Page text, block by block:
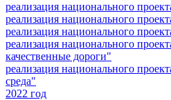
реализация национального
реализация национального
реализация национального
реализация национального
качественные дороги"
реализация национального
среда"
2022 год